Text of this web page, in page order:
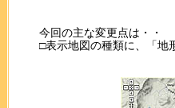
今回の主な変更点は・・
□表示地図の種類に、「地